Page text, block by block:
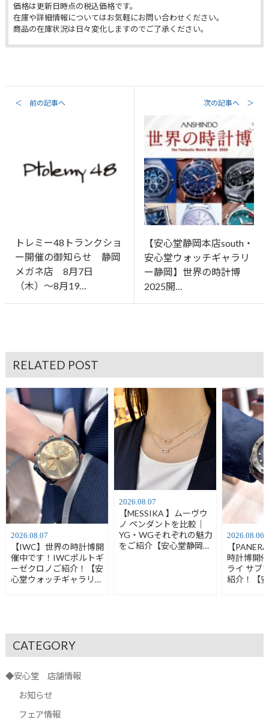
価格は更新日時点の税込価格です。
在庫や詳細情報についてはお気軽にお問い合わせください。
商品の在庫状況は日々変化しますのでご了承ください。
＜ 前の記事へ
トレミー48トランクショ
ー開催の御知らせ 静岡
メガネ店 8月7日
（木）〜8月19…
次の記事へ ＞
【安心堂静岡本店south・
安心堂ウォッチギャラリ
ー静岡】世界の時計博
2025開…
RELATED POST
2026.08.07
【IWC】世界の時計博開
催中です！IWCポルトギ
ーゼクロノご紹介！【安
心堂ウォッチギャラリー
2026.08.07
【MESSIKA 】ムーヴウ
ノ ペンダントを比較｜
YG・WGそれぞれの魅力
をご紹介【安心堂静岡本
2026.08.06
【
時計博開
ライ サブ
紹介！【
CATEGORY
◆安心堂 店舗情報
お知らせ
フェア情報